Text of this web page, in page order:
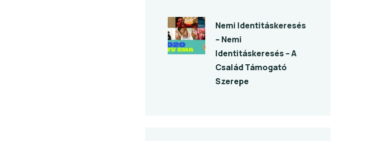
Nemi Identitáskeresés
– Nemi
Identitáskeresés – A
Család Támogató
Szerepe